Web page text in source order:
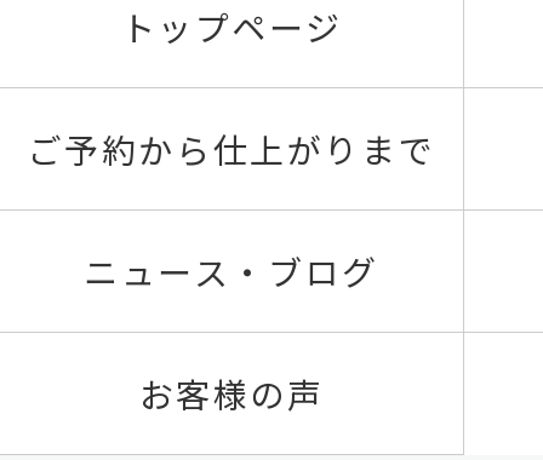
トップページ
ご予約から仕上がりまで
ニュース・ブログ
お客様の声